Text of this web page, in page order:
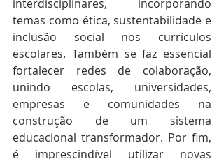
interdisciplinares, incorporando
temas como ética, sustentabilidade e
inclusão social nos currículos
escolares. Também se faz essencial
fortalecer redes de colaboração,
unindo escolas, universidades,
empresas e comunidades na
construção de um sistema
educacional transformador. Por fim,
é imprescindível utilizar novas